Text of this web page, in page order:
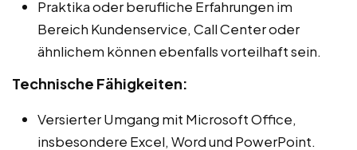
Praktika oder berufliche Erfahrungen im
Bereich Kundenservice, Call Center oder
ähnlichem können ebenfalls vorteilhaft sein.
Technische Fähigkeiten:
Versierter Umgang mit Microsoft Office,
insbesondere Excel, Word und PowerPoint.